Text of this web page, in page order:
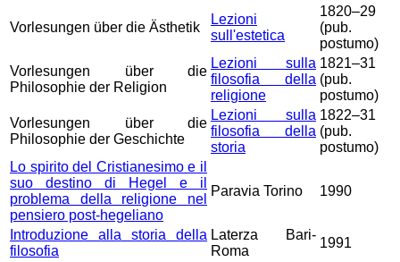
Vorlesungen über die Ästhetik
Lezioni
sull'estetica
1820–29
(pub.
postumo)
Vorlesungen über die
Philosophie der Religion
Lezioni sulla
filosofia della
religione
1821–31
(pub.
postumo)
Vorlesungen über die
Philosophie der Geschichte
Lezioni sulla
filosofia della
storia
1822–31
(pub.
postumo)
Lo spirito del Cristianesimo e il
suo destino di Hegel e il
problema della religione nel
pensiero post-hegeliano
Paravia Torino 1990
Introduzione alla storia della
filosofia
Laterza
Bari-
Roma
1991